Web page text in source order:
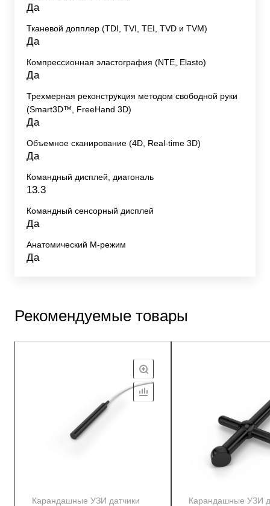
Да
Тканевой допплер (TDI, TVI, TEI, TVD и TVM)
Да
Компрессионная эластография (NTE, Elasto)
Да
Трехмерная реконструкция методом свободной руки
(Smart3D™, FreeHand 3D)
Да
Объемное сканирование (4D, Real-time 3D)
Да
Командный дисплей, диагональ
13.3
Командный сенсорный дисплей
Да
Анатомический М-режим
Да
Рекомендуемые товары
Карандашные УЗИ датчики Карандашные УЗИ